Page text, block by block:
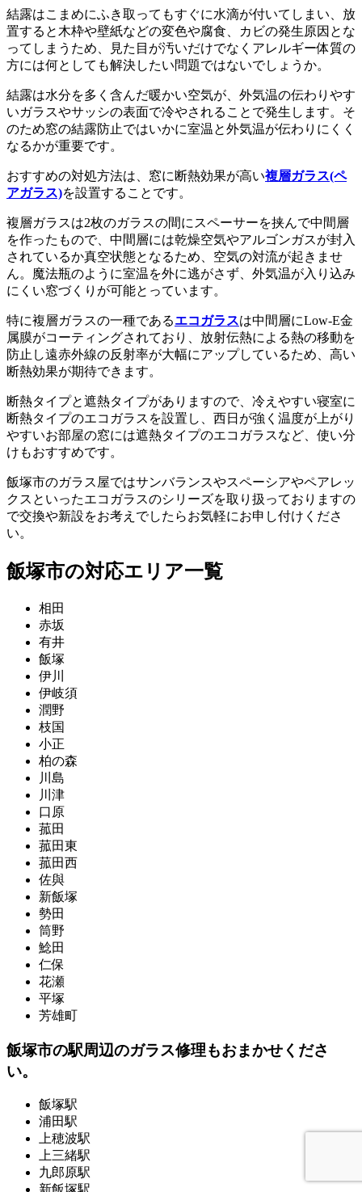
結露はこまめにふき取ってもすぐに水滴が付いてしまい、放
置すると木枠や壁紙などの変色や腐食、カビの発生原因とな
ってしまうため、見た目が汚いだけでなくアレルギー体質の
方には何としても解決したい問題ではないでしょうか。
結露は水分を多く含んだ暖かい空気が、外気温の伝わりやす
いガラスやサッシの表面で冷やされることで発生します。そ
のため窓の結露防止ではいかに室温と外気温が伝わりにくく
なるかが重要です。
おすすめの対処方法は、窓に断熱効果が高い複層ガラス(ペ
アガラス)を設置することです。
複層ガラスは2枚のガラスの間にスペーサーを挟んで中間層
を作ったもので、中間層には乾燥空気やアルゴンガスが封入
されているか真空状態となるため、空気の対流が起きませ
ん。魔法瓶のように室温を外に逃がさず、外気温が入り込み
にくい窓づくりが可能とっています。
特に複層ガラスの一種であるエコガラスは中間層にLow-E金
属膜がコーティングされており、放射伝熱による熱の移動を
防止し遠赤外線の反射率が大幅にアップしているため、高い
断熱効果が期待できます。
断熱タイプと遮熱タイプがありますので、冷えやすい寝室に
断熱タイプのエコガラスを設置し、西日が強く温度が上がり
やすいお部屋の窓には遮熱タイプのエコガラスなど、使い分
けもおすすめです。
飯塚市のガラス屋ではサンバランスやスペーシアやペアレッ
クスといったエコガラスのシリーズを取り扱っておりますの
で交換や新設をお考えでしたらお気軽にお申し付けくださ
い。
飯塚市の対応エリア一覧
相田
赤坂
有井
飯塚
伊川
伊岐須
潤野
枝国
小正
柏の森
川島
川津
口原
菰田
菰田東
菰田西
佐與
新飯塚
勢田
筒野
鯰田
仁保
花瀬
平塚
芳雄町
飯塚市の駅周辺のガラス修理もおまかせくださ
い。
飯塚駅
浦田駅
上穂波駅
上三緒駅
九郎原駅